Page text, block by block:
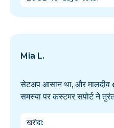
Mia L.
सेटअप आसान था, और मालदीव
समस्या पर कस्टमर सपोर्ट ने
खरीदा: